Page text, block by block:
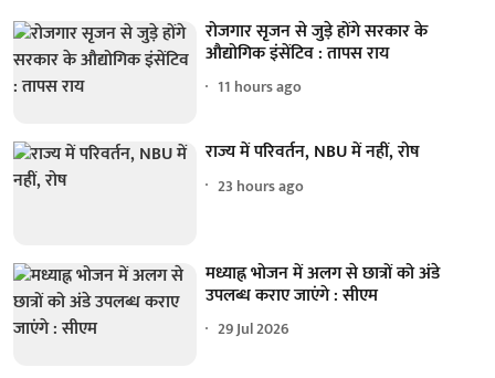
रोजगार सृजन से जुड़े होंगे सरकार के
औद्योगिक इंसेंटिव : तापस राय
11 hours ago
राज्य में परिवर्तन, NBU में नहीं, रोष
23 hours ago
मध्याह्न भोजन में अलग से छात्रों को अंडे
उपलब्ध कराए जाएंगे : सीएम
29 Jul 2026